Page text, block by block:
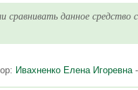
сравнивать данное средство
Ивахненко Елена Игоревна-